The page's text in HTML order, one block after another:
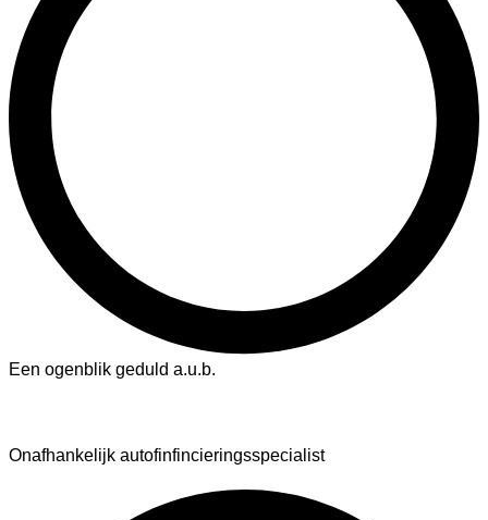
Een ogenblik geduld a.u.b.
Onafhankelijk autofinfincieringsspecialist